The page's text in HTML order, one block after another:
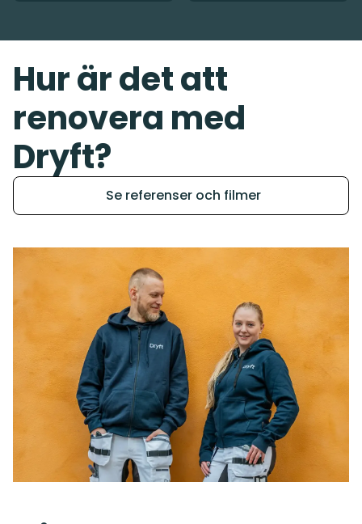
Hur är det att
renovera med
Dryft?
Se referenser och filmer